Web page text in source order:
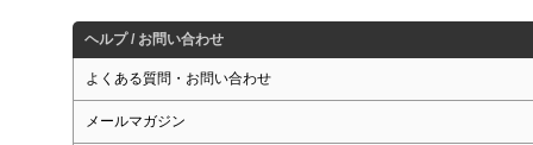
ヘルプ / お問い合わせ
よくある質問・お問い合わせ
メールマガジン